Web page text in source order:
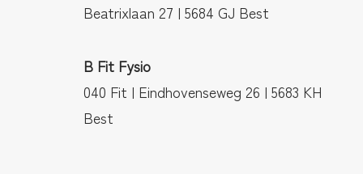
Beatrixlaan 27 | 5684 GJ Best
B Fit Fysio
040 Fit | Eindhovenseweg 26 | 5683 KH
Best